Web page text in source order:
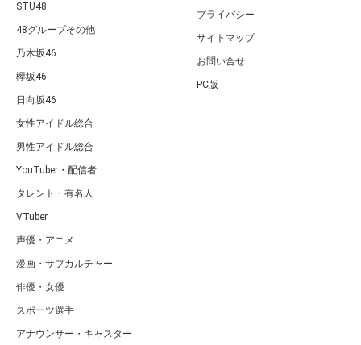
STU48
48グループその他
乃木坂46
欅坂46
日向坂46
女性アイドル総合
男性アイドル総合
YouTuber・配信者
タレント・有名人
VTuber
声優・アニメ
漫画・サブカルチャー
俳優・女優
スポーツ選手
アナウンサー・キャスター
プライバシー
サイトマップ
お問い合せ
PC版